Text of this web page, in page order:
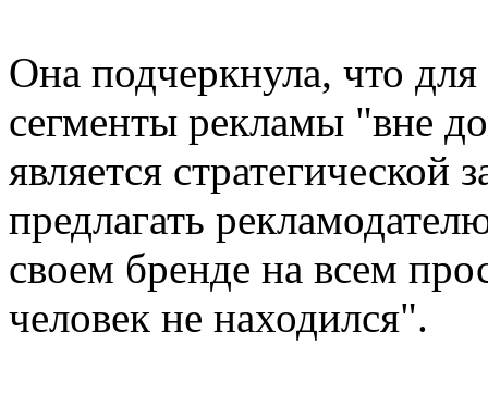
Она подчеркнула, что
сегменты рекламы "вне
является стратегической
предлагать
своем бренде на всем
человек не находился".